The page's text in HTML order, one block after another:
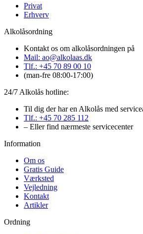
Privat
Erhverv
Alkolåsordning
Kontakt os om alkolåsordningen på
Mail: ao@alkolaas.dk
Tlf.: +45 70 89 00 10
(man-fre 08:00-17:00)
24/7 Alkolås hotline:
Til dig der har en Alkolås med
Tlf.: +45 70 285 112
– Eller find nærmeste servicecenter
Information
Om os
Gratis Guide
Værksted
Vejledning
Kontakt
Artikler
Ordning